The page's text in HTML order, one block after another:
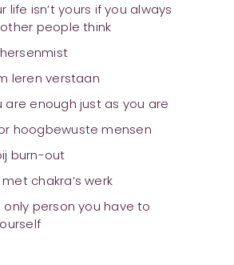
life isn’t yours if you always
people think
leren verstaan
are enough just as you are
hoogbewuste mensen
burn-out
chakra’s werk
only person you have to